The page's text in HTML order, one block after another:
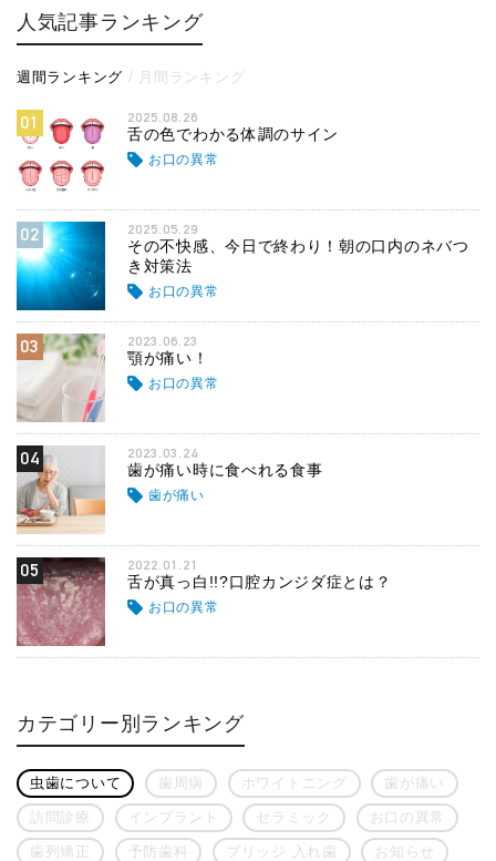
人気記事ランキング
週間ランキング 月間ランキング
01 2025.08.26
舌の色でわかる体調のサイン
お口の異常
02 2025.05.29
その不快感、今日で終わり！朝の口内のネバつ
き対策法
お口の異常
03 2023.06.23
顎が痛い！
お口の異常
04 2023.03.24
歯が痛い時に食べれる食事
歯が痛い
05 2022.01.21
舌が真っ白!!?口腔カンジダ症とは？
お口の異常
カテゴリー別ランキング
虫歯について 歯周病 ホワイトニング 歯が痛い
訪問診療 インプラント セラミック お口の異常
歯列矯正 予防歯科 ブリッジ 入れ歯 お知らせ